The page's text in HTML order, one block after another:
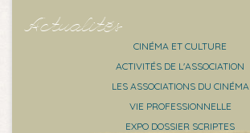
Actualités
CINÉMA ET CULTURE
ACTIVITÉS DE L'ASSOCIATION
LES ASSOCIATIONS DU CINÉMA
VIE PROFESSIONNELLE
EXPO DOSSIER SCRIPTES